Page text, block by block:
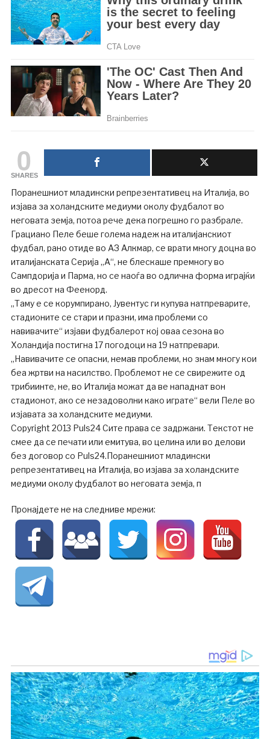
0
SHARES
Поранешниот младински репрезентативец на Италија, во
изјава за холандските медиуми околу фудбалот во
неговата земја, потоа рече дека погрешно го разбрале.
Грациано Пеле беше голема надеж на италијанскиот
фудбал, рано отиде во АЗ Алкмар, се врати многу доцна во
италијанската Серија „А“, не блескаше премногу во
Сампдорија и Парма, но се наоѓа во одлична форма играјќи
во дресот на Феенорд.
„Таму е се корумпирано, Јувентус ги купува натпреварите,
стадионите се стари и празни, има проблеми со
навивачите“ изјави фудбалерот кој оваа сезона во
Холандија постигна 17 погодоци на 19 натпревари.
„Навивачите се опасни, немав проблеми, но знам многу кои
беа жртви на насилство. Проблемот не се свирежите од
трибиинте, не, во Италија можат да ве нападнат вон
стадионот, ако се незадоволни како играте“ вели Пеле во
изјавата за холандските медиуми.
Copyright 2013 Puls24 Сите права се задржани. Текстот не
смее да се печати или емитува, во целина или во делови
без договор со Puls24.Поранешниот младински
репрезентативец на Италија, во изјава за холандските
медиуми околу фудбалот во неговата земја, п
Пронајдете не на следниве мрежи: